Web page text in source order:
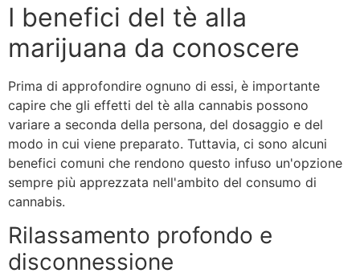
I benefici del tè alla
marijuana da conoscere
Prima di approfondire ognuno di essi, è importante
capire che gli effetti del tè alla cannabis possono
variare a seconda della persona, del dosaggio e del
modo in cui viene preparato. Tuttavia, ci sono alcuni
benefici comuni che rendono questo infuso un'opzione
sempre più apprezzata nell'ambito del consumo di
cannabis.
Rilassamento profondo e
disconnessione